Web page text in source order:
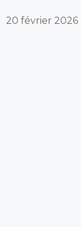
20 février 2026